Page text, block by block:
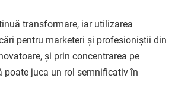
transformare, iar utilizarea
pentru marketeri și profesioniștii din
și prin concentrarea pe
poate juca un rol semnificativ în